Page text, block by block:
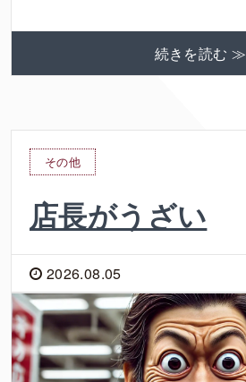
続きを読む ≫
その他
店長がうざい
2026.08.05